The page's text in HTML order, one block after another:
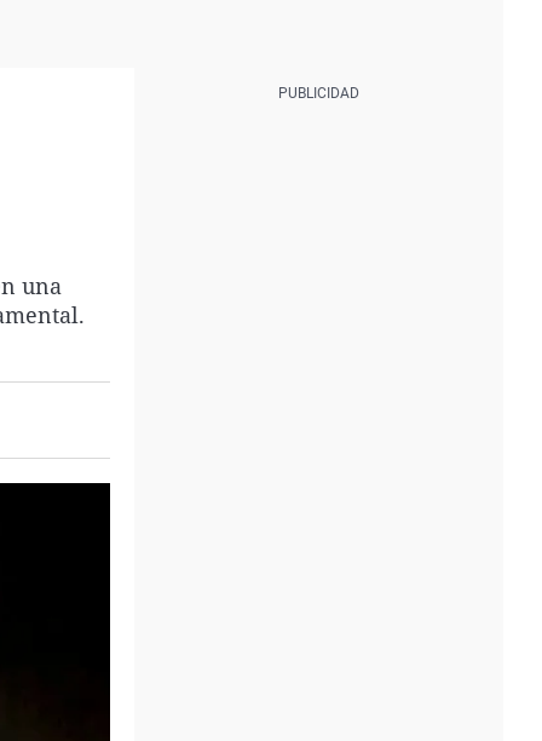
una